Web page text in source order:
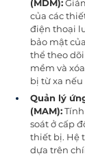
(MDM):
của các
điện thoại
bảo mật
thể theo
mềm và
bị từ xa nếu
Quản lý
(MAM):
soát ở cấp
thiết bị. Hệ
dựa trên